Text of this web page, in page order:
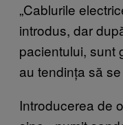
„Cablurile
introdus, dar
pacientului, sunt
au tendința să
Introducerea de